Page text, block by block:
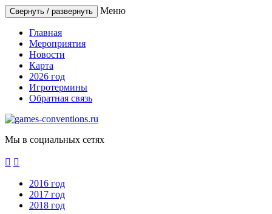
Свернуть / развернуть Меню
Главная
Мероприятия
Новости
Карта
2026 год
Игротермины
Обратная связь
Мы в социальных сетях
 
2016 год
2017 год
2018 год